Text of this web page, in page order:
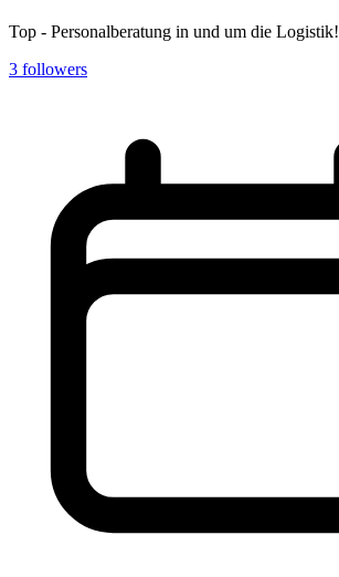
Top - Personalberatung in und um die Logistik!
3 followers